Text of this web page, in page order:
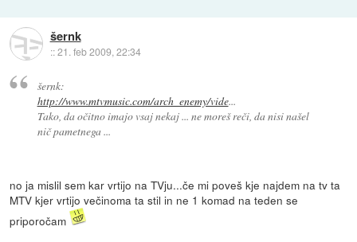
šernk
::21. feb 2009, 22:34
šernk:
http://www.mtvmusic.com/arch_enemy/vide...
Tako, da očitno imajo vsaj nekaj ... ne moreš reči, da nisi našel
nič pametnega ...
no ja mislil sem kar vrtijo na TVju...če mi poveš kje najdem na tv ta
MTV kjer vrtijo večinoma ta stil in ne 1 komad na teden se
priporočam